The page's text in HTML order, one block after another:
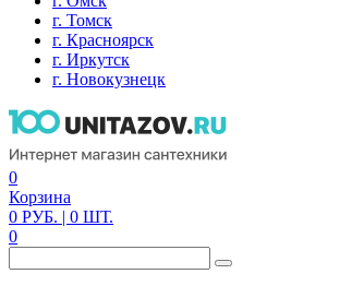
г. Томск
г. Красноярск
г. Иркутск
г. Новокузнецк
0
Корзина
0 РУБ. | 0 ШТ.
0